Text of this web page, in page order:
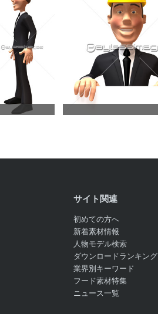
サイト関連
初めての方へ
新着素材情報
人物モデル検索
ダウンロードランキング
業界別キーワード
フード素材特集
ニュース一覧